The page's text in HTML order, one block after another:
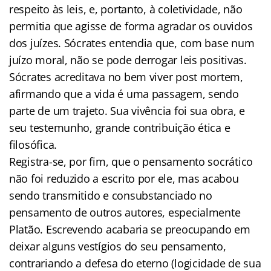
respeito às leis, e, portanto, à coletividade, não
permitia que agisse de forma agradar os ouvidos
dos juízes. Sócrates entendia que, com base num
juízo moral, não se pode derrogar leis positivas.
Sócrates acreditava no bem viver post mortem,
afirmando que a vida é uma passagem, sendo
parte de um trajeto. Sua vivência foi sua obra, e
seu testemunho, grande contribuição ética e
filosófica.
Registra-se, por fim, que o pensamento socrático
não foi reduzido a escrito por ele, mas acabou
sendo transmitido e consubstanciado no
pensamento de outros autores, especialmente
Platão. Escrevendo acabaria se preocupando em
deixar alguns vestígios do seu pensamento,
contrariando a defesa do eterno (logicidade de sua